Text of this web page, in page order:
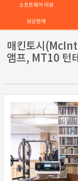
소프트웨어 리뷰
보상판매
매킨토시
앰프, MT10 턴